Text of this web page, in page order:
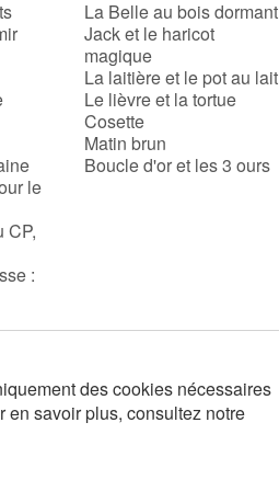
le
CP,
:
La Belle au bois dormant
Jack et le haricot
magique
La laitière et le pot au lait
Le lièvre et la tortue
Cosette
Matin brun
Boucle d'or et les 3 ours
des cookies nécessaires
en savoir plus, consultez notre